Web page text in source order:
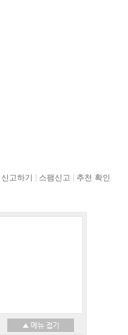
신고하기 스팸신고 추천 확인